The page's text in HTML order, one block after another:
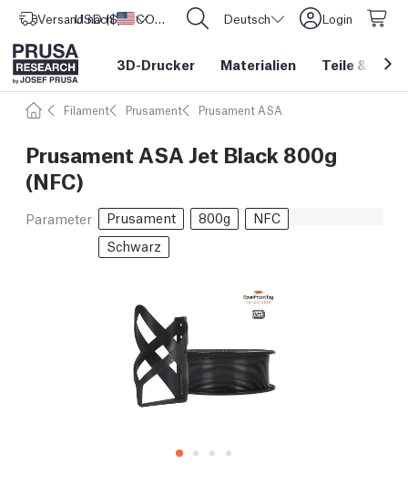
Versand nach Vereinigte Staaten
USD ($) CORE One L: Jetzt auf Lager! Deutsch Login
3D-Drucker Materialien Teile &
Filament Prusament Prusament ASA
Prusament ASA Jet Black 800g
(NFC)
Parameter Prusament 800g
NFC
Schwarz